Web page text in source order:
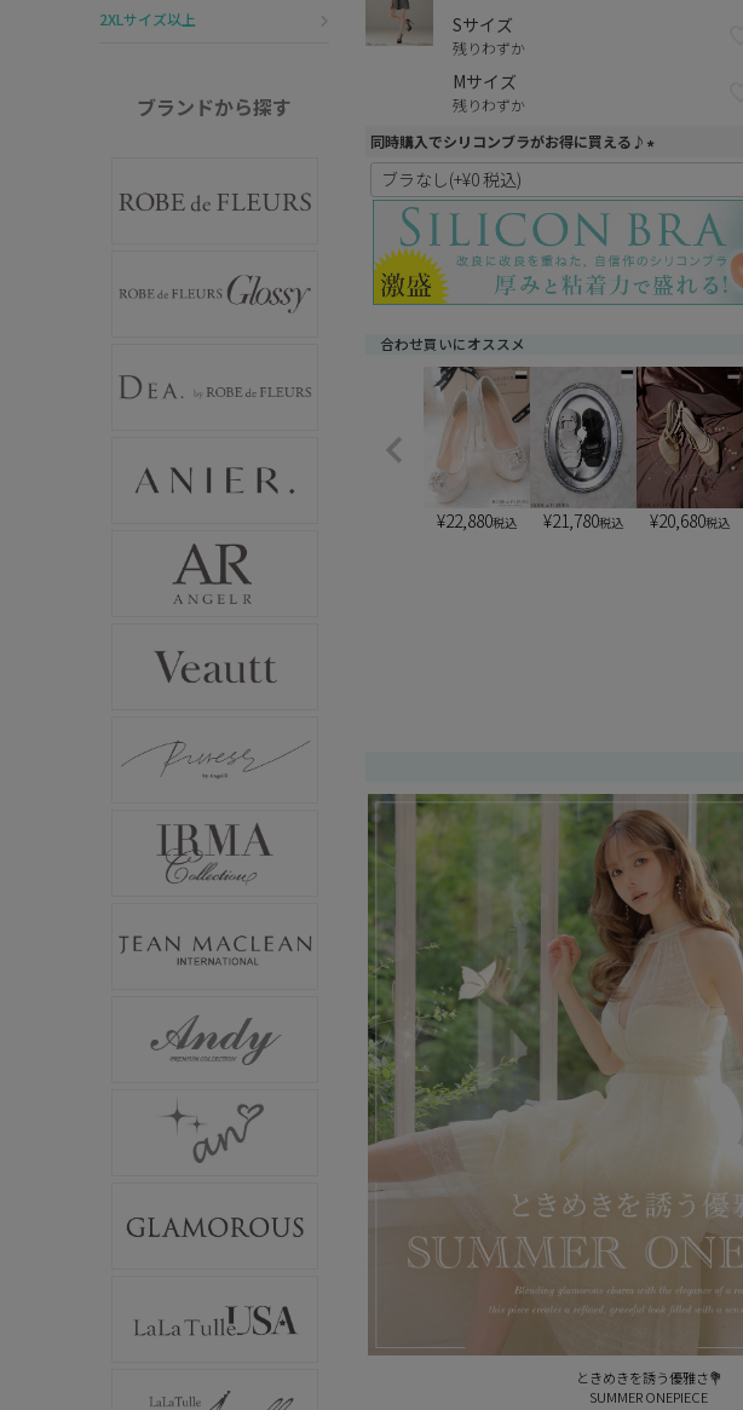
2XLサイズ以上
ブランドから探す
Sサイズ
残りわずか
Mサイズ
残りわずか
同時購入でシリコンブラがお得に買える♪
(
須
)
合わせ買いにオススメ
¥22,880税込 ¥21,780税込 ¥20,680税込
ときめきを誘う優雅さ💐
SUMMER ONEPIECE